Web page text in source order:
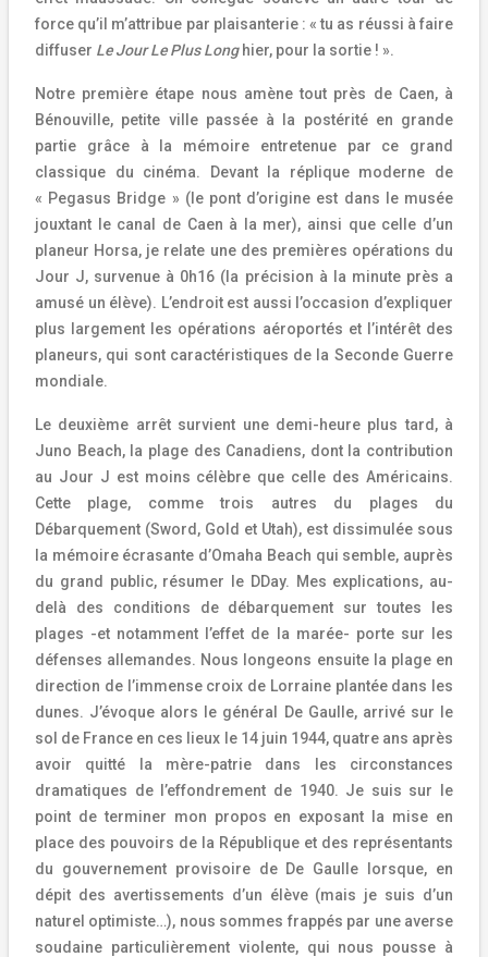
force qu’il m’attribue par plaisanterie : « tu as réussi à faire
diffuser Le Jour Le Plus Longhier, pour la sortie ! ».
Notre première étape nous amène tout près de Caen, à
Bénouville, petite ville passée à la postérité en grande
partie grâce à la mémoire entretenue par ce grand
classique du cinéma. Devant la réplique moderne de
« Pegasus Bridge » (le pont d’origine est dans le musée
jouxtant le canal de Caen à la mer), ainsi que celle d’un
planeur Horsa, je relate une des premières opérations du
Jour J, survenue à 0h16 (la précision à la minute près a
amusé un élève). L’endroit est aussi l’occasion d’expliquer
plus largement les opérations aéroportés et l’intérêt des
planeurs, qui sont caractéristiques de la Seconde Guerre
mondiale.
Le deuxième arrêt survient une demi-heure plus tard, à
Juno Beach, la plage des Canadiens, dont la contribution
au Jour J est moins célèbre que celle des Américains.
Cette plage, comme trois autres du plages du
Débarquement (Sword, Gold et Utah), est dissimulée sous
la mémoire écrasante d’Omaha Beach qui semble, auprès
du grand public, résumer le DDay. Mes explications, au-
delà des conditions de débarquement sur toutes les
plages -et notamment l’effet de la marée- porte sur les
défenses allemandes. Nous longeons ensuite la plage en
direction de l’immense croix de Lorraine plantée dans les
dunes. J’évoque alors le général De Gaulle, arrivé sur le
sol de France en ces lieux le 14 juin 1944, quatre ans après
avoir quitté la mère-patrie dans les circonstances
dramatiques de l’effondrement de 1940. Je suis sur le
point de terminer mon propos en exposant la mise en
place des pouvoirs de la République et des représentants
du gouvernement provisoire de De Gaulle lorsque, en
dépit des avertissements d’un élève (mais je suis d’un
naturel optimiste…), nous sommes frappés par une averse
soudaine particulièrement violente, qui nous pousse à